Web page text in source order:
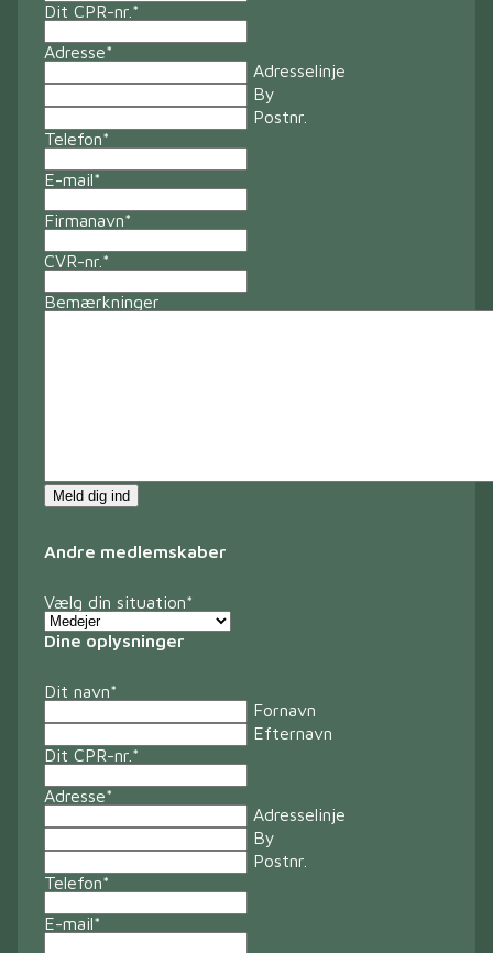
Dit CPR-nr. *
Adresse*
Adresselinje
By
Postnr.
Telefon*
E-mail*
Firmanavn*
CVR-nr. *
Bemærkninger
Meld dig ind
Andre medlemskaber
Vælg din situation*
Dine oplysninger
Dit navn*
Fornavn
Efternavn
Dit CPR-nr. *
Adresse*
Adresselinje
By
Postnr.
Telefon*
E-mail*